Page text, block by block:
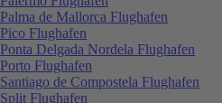
Palma de Mallorca Flughafen
Pico Flughafen
Ponta Delgada Nordela Flughafen
Porto Flughafen
Santiago de Compostela Flughafen
Split Flughafen